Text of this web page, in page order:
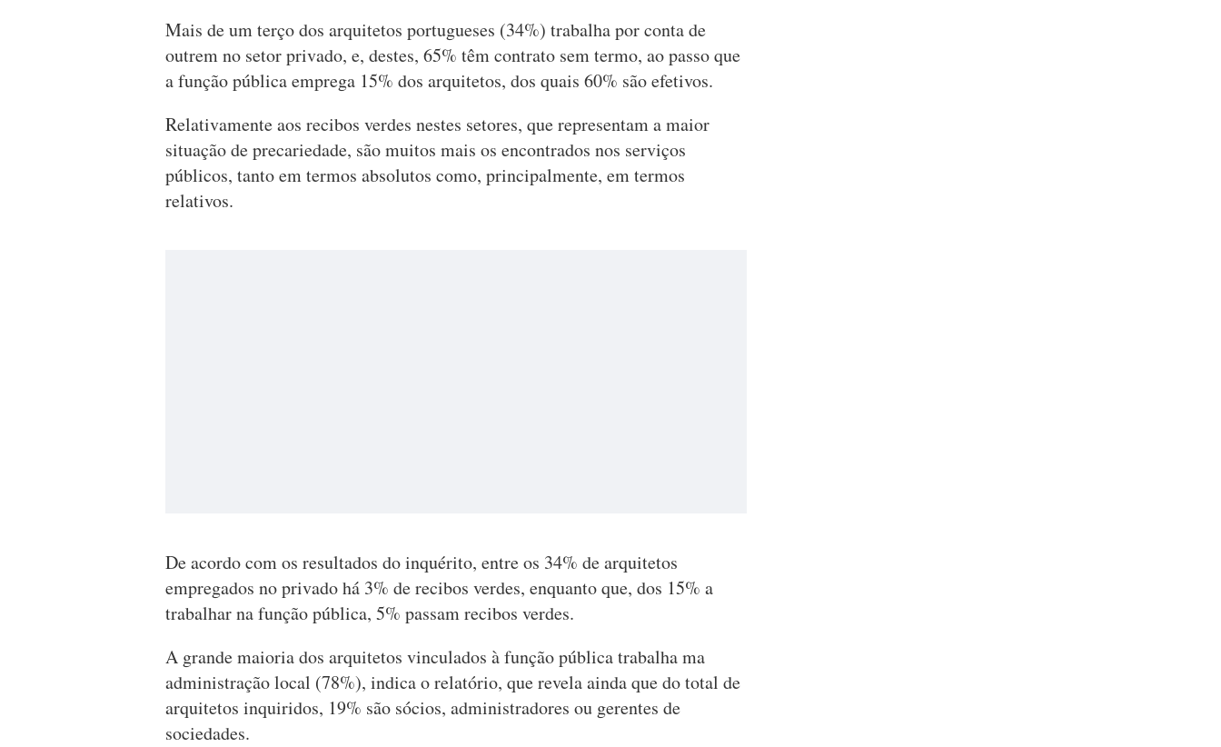
Mais de um terço dos arquitetos portugueses (34%) trabalha por conta de
outrem no setor privado, e, destes, 65% têm contrato sem termo, ao passo que
a função pública emprega 15% dos arquitetos, dos quais 60% são efetivos.
Relativamente aos recibos verdes nestes setores, que representam a maior
situação de precariedade, são muitos mais os encontrados nos serviços
públicos, tanto em termos absolutos como, principalmente, em termos
relativos.
De acordo com os resultados do inquérito, entre os 34% de arquitetos
empregados no privado há 3% de recibos verdes, enquanto que, dos 15% a
trabalhar na função pública, 5% passam recibos verdes.
A grande maioria dos arquitetos vinculados à função pública trabalha ma
administração local (78%), indica o relatório, que revela ainda que do total de
arquitetos inquiridos, 19% são sócios, administradores ou gerentes de
sociedades.